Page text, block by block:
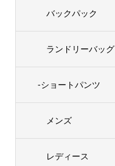
バックパック
ランドリーバッグ
-ショートパンツ
メンズ
レディース